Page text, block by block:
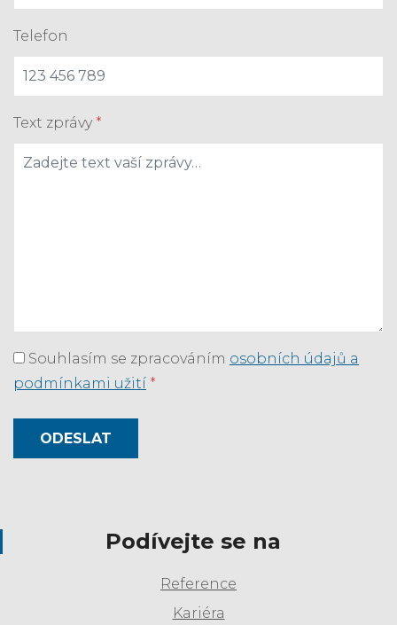
Telefon
Text zprávy *
Souhlasím se zpracováním osobních údajů a
podmínkami užití *
ODESLAT
Podívejte se na
Reference
Kariéra